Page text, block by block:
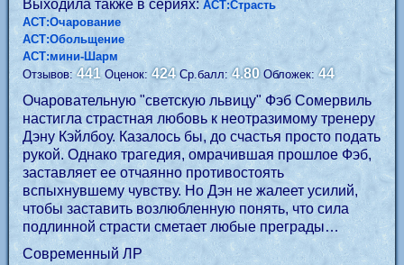
Выходила также в сериях: АСТ:Страсть
АСТ:Очарование
АСТ:Обольщение
АСТ:мини-Шарм
Отзывов:441 Оценок:424 Ср.балл:4.80 Обложек:44
Очаровательную "светскую львицу" Фэб Сомервиль
настигла страстная любовь к неотразимому тренеру
Дэну Кэйлбоу. Казалось бы, до счастья просто подать
рукой. Однако трагедия, омрачившая прошлое Фэб,
заставляет ее отчаянно противостоять
вспыхнувшему чувству. Но Дэн не жалеет усилий,
чтобы заставить возлюбленную понять, что сила
подлинной страсти сметает любые преграды…
Современный ЛР